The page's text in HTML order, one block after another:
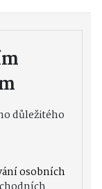
důležitého
osobních